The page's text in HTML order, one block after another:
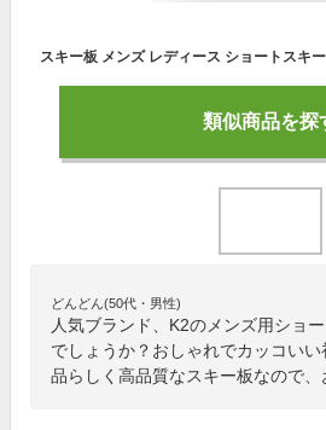
類似商品を探
どんどん(50代・男性)
人気ブランド、K2のメンズ用ショ
でしょうか？おしゃれでカッコい
品らしく高品質なスキー板なので、